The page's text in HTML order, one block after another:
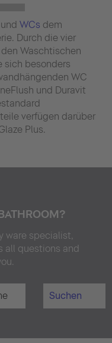
und WCs dem
Durch die vier
Waschtischen
sich besonders
WC
und Duravit
verfügen darüber
Plus.
ware specialist,
all questions and
Suchen